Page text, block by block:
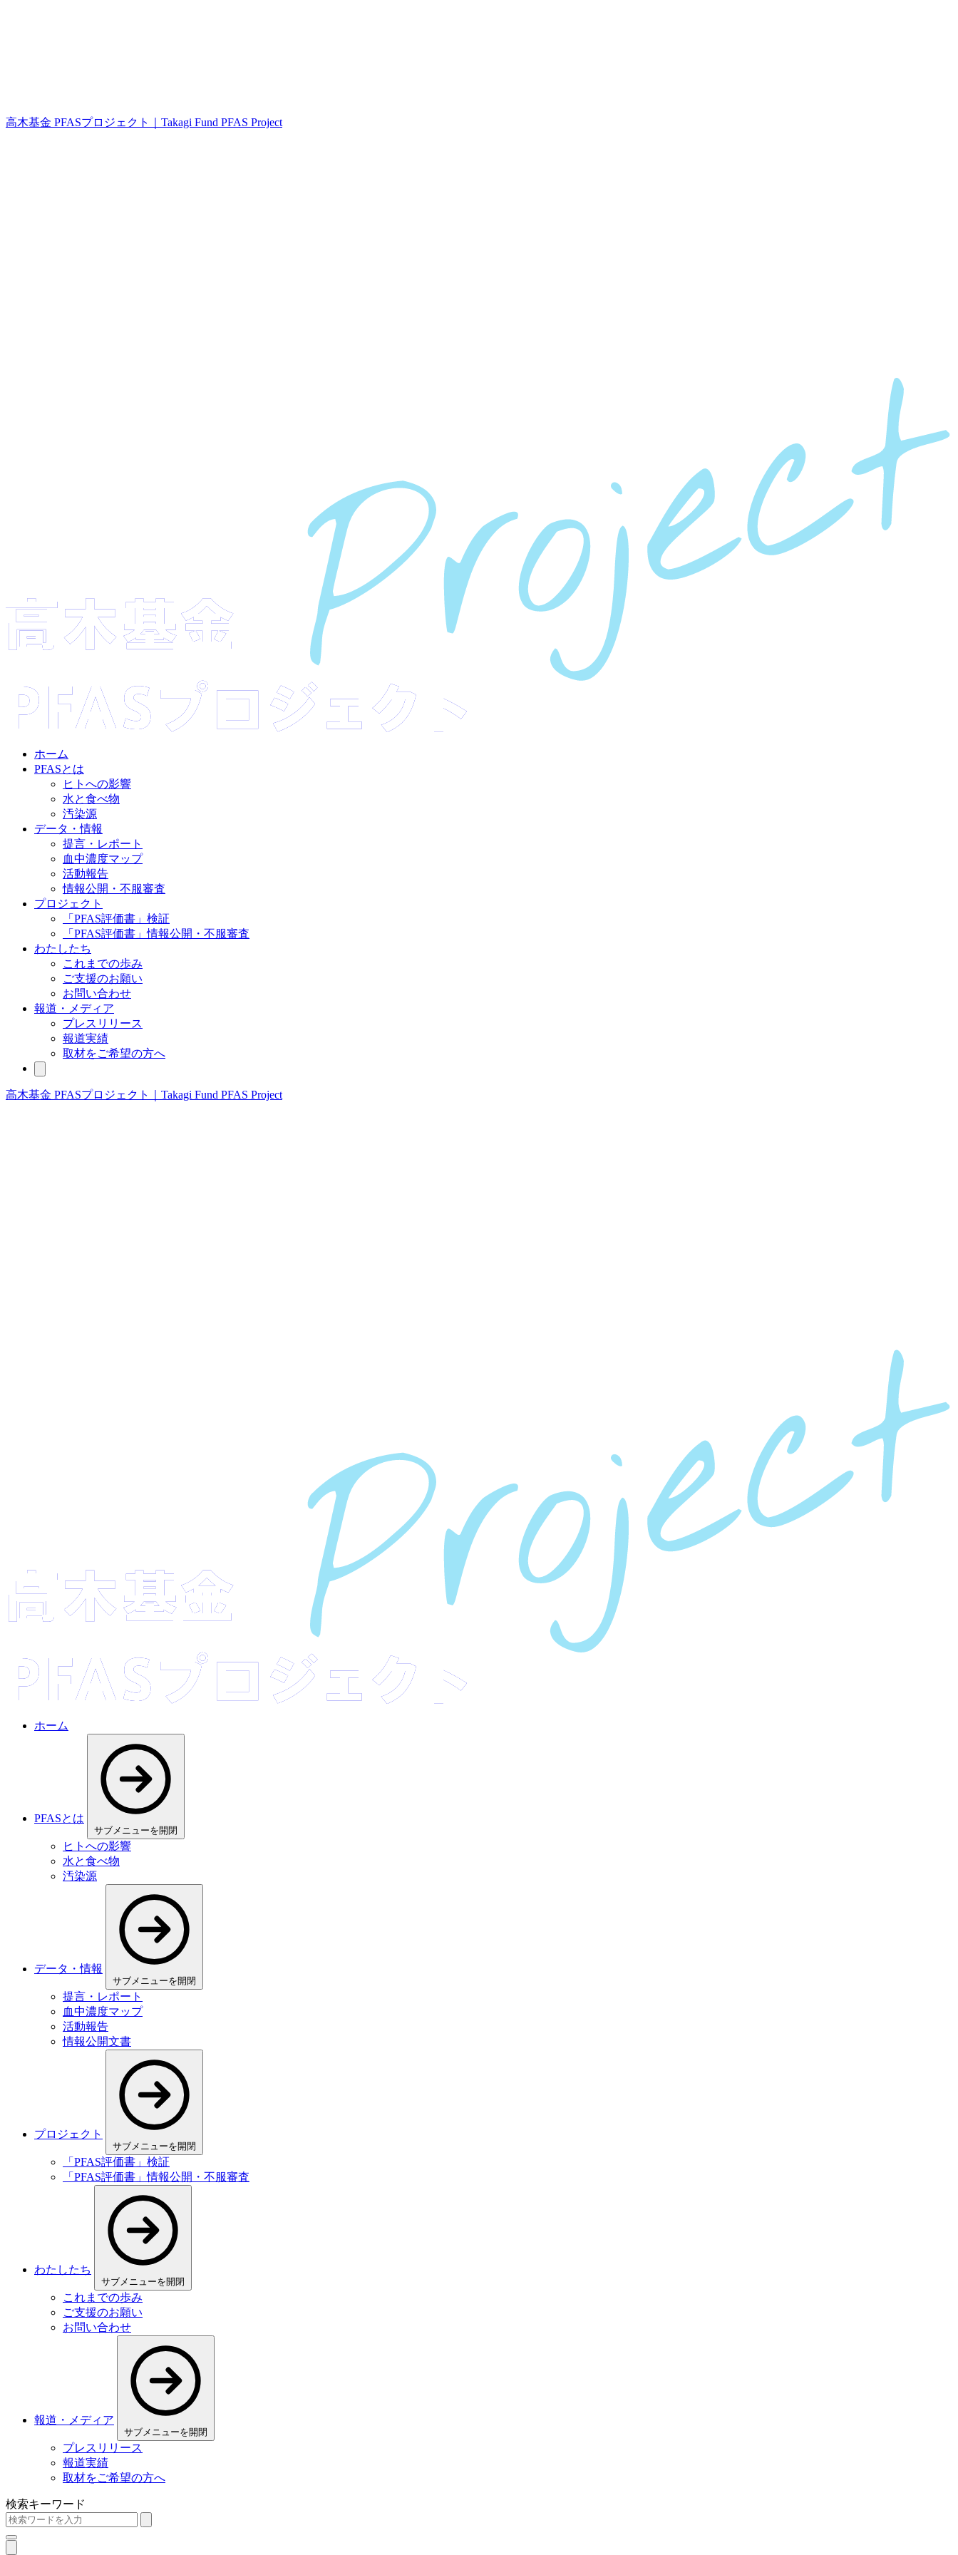
高木基金 PFASプロジェクト｜Takagi Fund PFAS Project
ホーム
PFASとは
ヒトへの影響
水と食べ物
汚染源
データ・情報
提言・レポート
血中濃度マップ
活動報告
情報公開・不服審査
プロジェクト
「PFAS評価書」検証
「PFAS評価書」情報公開・不服審査
わたしたち
これまでの歩み
ご⽀援のお願い
お問い合わせ
報道・メディア
プレスリリース
報道実績
取材をご希望の方へ
高木基金 PFASプロジェクト｜Takagi Fund PFAS Project
ホーム
PFASとは
サブメニューを開閉
ヒトへの影響
水と食べ物
汚染源
データ・情報
サブメニューを開閉
提言・レポート
血中濃度マップ
活動報告
情報公開文書
プロジェクト
サブメニューを開閉
「PFAS評価書」検証
「PFAS評価書」情報公開・不服審査
わたしたち
サブメニューを開閉
これまでの歩み
ご⽀援のお願い
お問い合わせ
報道・メディア
サブメニューを開閉
プレスリリース
報道実績
取材をご希望の方へ
検索キーワード